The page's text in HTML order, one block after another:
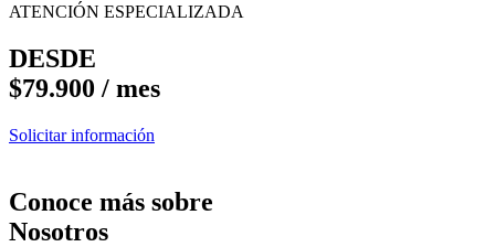
ATENCIÓN ESPECIALIZADA
DESDE
$79.900 / mes
Solicitar información
Conoce más sobre
Nosotros